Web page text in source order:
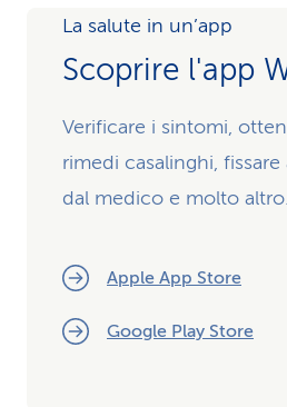
La salute in un’app
Scoprire l'app
Verificare i sintomi,
rimedi casalinghi,
dal medico e molto altro.
Apple App Store
Google Play Store